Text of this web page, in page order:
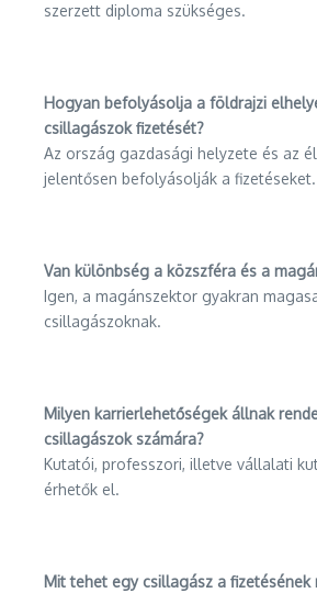
szerzett diploma szükséges.
Hogyan befolyásolja a földrajzi
csillagászok fizetését?
Az ország gazdasági helyzete és az
jelentősen befolyásolják a fizetéseket.
Van különbség a közszféra és a
Igen, a magánszektor gyakran
csillagászoknak.
Milyen karrierlehetőségek állnak
csillagászok számára?
Kutatói, professzori, illetve vállalati
érhetők el.
Mit tehet egy csillagász a fizetésének